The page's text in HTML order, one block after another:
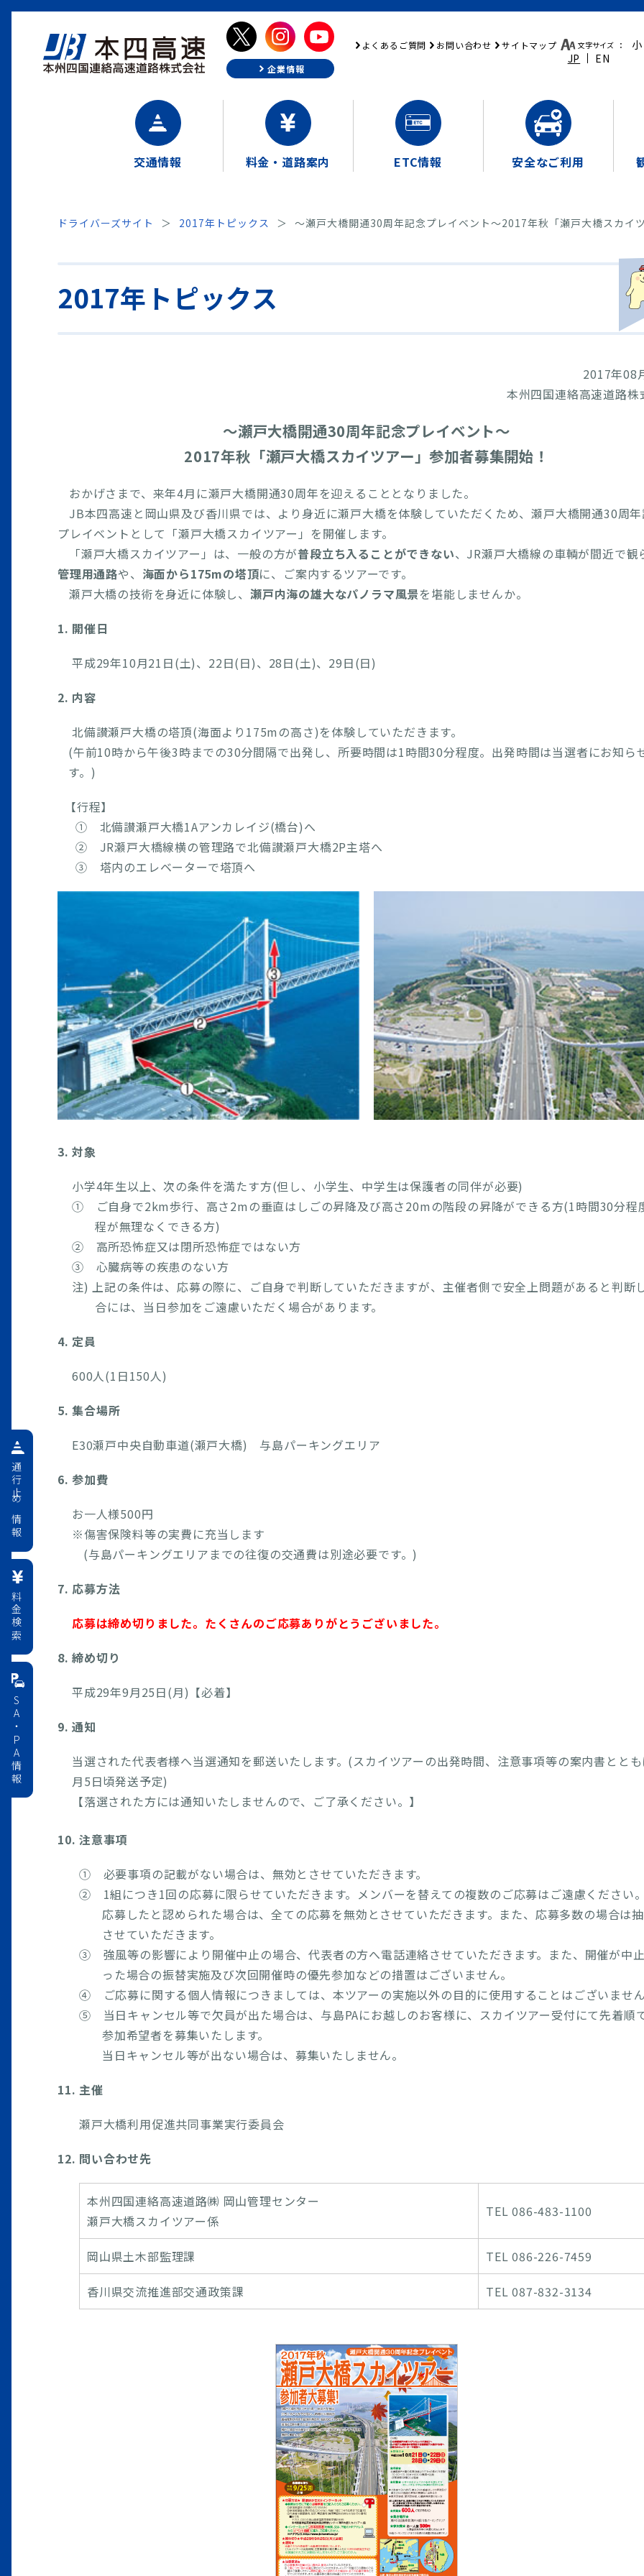
企業情報
よくあるご質問 お問い合わせ サイトマップ 文字サイズ ： 小
JP
EN
交通情報 料金・道路案内 ETC情報 安全なご利用
ドライバーズサイト 2017年トピックス ～瀬戸大橋開通30周年記念プレイベント～2017年秋「瀬戸大橋スカイ
2017年トピックス
2017年08
本州四国連絡高速道路株
～瀬戸大橋開通30周年記念プレイベント～
2017年秋「瀬戸大橋スカイツアー」参加者募集開始！
おかげさまで、来年4月に瀬戸大橋開通30周年を迎えることとなりました。
JB本四高速と岡山県及び香川県では、より身近に瀬戸大橋を体験していただくため、瀬戸大橋開通30周
プレイベントとして「瀬戸大橋スカイツアー」を開催します。
「瀬戸大橋スカイツアー」は、一般の方が普段立ち入ることができない、JR瀬戸大橋線の車輌が間近で観
管理用通路や、 海面から175mの塔頂に、ご案内するツアーです。
瀬戸大橋の技術を身近に体験し、瀬戸内海の雄大なパノラマ風景を堪能しませんか。
1. 開催日
平成29年10月21日(土)、22日(日)、28日(土)、29日(日)
2. 内容
北備讃瀬戸大橋の塔頂(海面より175mの高さ)を体験していただきます。
(午前10時から午後3時までの30分間隔で出発し、所要時間は1時間30分程度。出発時間は当選者にお知ら
す。)
【行程】
① 北備讃瀬戸大橋1Aアンカレイジ(橋台)へ
② JR瀬戸大橋線横の管理路で北備讃瀬戸大橋2P主塔へ
③ 塔内のエレベーターで塔頂へ
3. 対象
小学4年生以上、次の条件を満たす方(但し、小学生、中学生は保護者の同伴が必要)
① ご自身で2km歩行、高さ2mの垂直はしごの昇降及び高さ20mの階段の昇降ができる方(1時間30分程
程が無理なくできる方)
② 高所恐怖症又は閉所恐怖症ではない方
③ 心臓病等の疾患のない方
注) 上記の条件は、応募の際に、ご自身で判断していただきますが、主催者側で安全上問題があると判断
合には、当日参加をご遠慮いただく場合があります。
4. 定員
600人(1日150人)
5. 集合場所
E30瀬戸中央自動車道(瀬戸大橋) 与島パーキングエリア
6. 参加費
お一人様500円
※傷害保険料等の実費に充当します
(与島パーキングエリアまでの往復の交通費は別途必要です。)
7. 応募方法
応募は締め切りました。たくさんのご応募ありがとうございました。
8. 締め切り
平成29年9月25日(月)【必着】
9. 通知
当選された代表者様へ当選通知を郵送いたします。(スカイツアーの出発時間、注意事項等の案内書とと
月5日頃発送予定)
【落選された方には通知いたしませんので、ご了承ください。】
10. 注意事項
① 必要事項の記載がない場合は、無効とさせていただきます。
② 1組につき1回の応募に限らせていただきます。メンバーを替えての複数のご応募はご遠慮ください
応募したと認められた場合は、全ての応募を無効とさせていただきます。また、応募多数の場合は
させていただきます。
③ 強風等の影響により開催中止の場合、代表者の方へ電話連絡させていただきます。また、開催が中
った場合の振替実施及び次回開催時の優先参加などの措置はございません。
④ ご応募に関する個人情報につきましては、本ツアーの実施以外の目的に使用することはございません
⑤ 当日キャンセル等で欠員が出た場合は、与島PAにお越しのお客様に、スカイツアー受付にて先着順
参加希望者を募集いたします。
当日キャンセル等が出ない場合は、募集いたしません。
11. 主催
瀬戸大橋利用促進共同事業実行委員会
12. 問い合わせ先
本州四国連絡高速道路㈱ 岡山管理センター
瀬戸大橋スカイツアー係
TEL 086-483-1100
岡山県土木部監理課 TEL 086-226-7459
香川県交流推進部交通政策課 TEL 087-832-3134
通行止め情報
料金検索
SA・PA情報